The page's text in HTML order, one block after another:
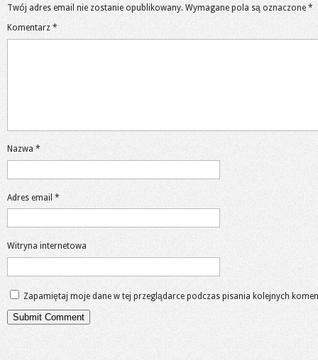
Twój adres email nie zostanie opublikowany. Wymagane pola są oznaczone *
Komentarz *
Nazwa *
Adres email *
Witryna internetowa
Zapamiętaj moje dane w tej przeglądarce podczas pisania kolejnych